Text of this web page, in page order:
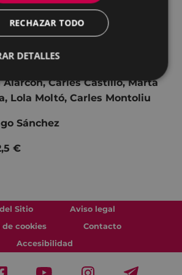
título‘Por los pelos’.
Alarcón, Carles Castillo, Marta
Lola Moltó, Carles Montoliu
Sánchez
€
Sitio
Aviso legal
cookies
Contacto
Accesibilidad
RECHAZAR TODO
DETALLES